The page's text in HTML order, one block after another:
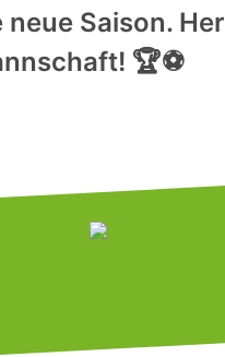
neue Saison.
🏆⚽